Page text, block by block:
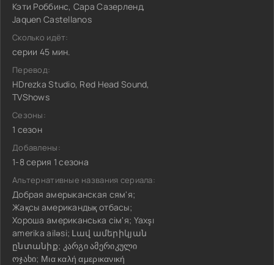
Кэти Роббинс, Сара Сазерленд,
Jaquen Castellanos
Сколько идёт:
серии 45 мин.
Перевод:
HDrezka Studio, Red Head Sound,
TVShows
Сезоны:
1 сезон
Добавлены:
1-8 серия 1 сезона
Альтернативные названия сериала:
Добрая амерыканская сям'я;
Жақсы американдық отбасы;
Хороша американська сім'я; Yaxşı
amerika ailəsi; Լավ ամերիկյան
ընտանիք; კარგი ამერიკული
ოჯახი; Μια καλή αμερικανική